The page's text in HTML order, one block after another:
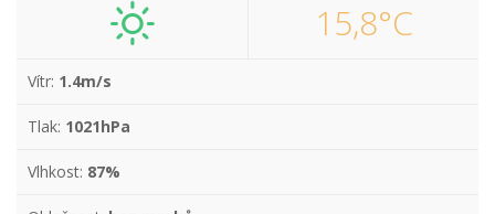
15,8°C
Vítr: 1.4m/s
Tlak: 1021hPa
Vlhkost: 87%